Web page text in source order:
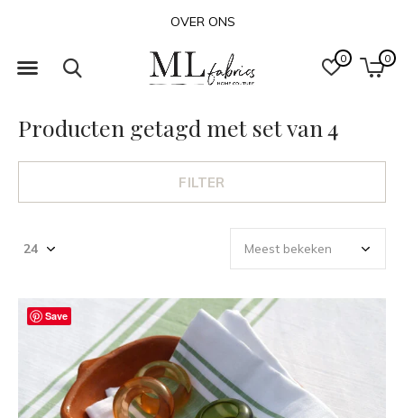
0 0
OVER ONS
Producten getagd met set van 4
FILTER
Save